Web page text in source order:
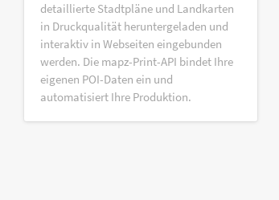
detaillierte Stadtpläne und Landkarten
in Druckqualität heruntergeladen und
interaktiv in Webseiten eingebunden
werden. Die mapz-Print-API bindet Ihre
eigenen POI-Daten ein und
automatisiert Ihre Produktion.